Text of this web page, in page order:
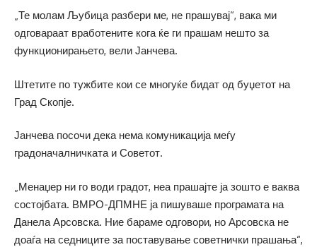
„Те молам Љубица разбери ме, не прашувај“, вака ми
одговараат вработените кога ќе ги прашам нешто за
функционирањето, вели Јанчева.
Штетите по тужбите кои се многуќе бидат од буџетот на
Град Скопје.
Јанчева посочи дека нема комуникација меѓу
градоначалничката и Советот.
„Менаџер ни го води градот, неа прашајте ја зошто е ваква
состојбата. ВМРО-ДПМНЕ ја пишуваше програмата на
Данела Арсовска. Ние бараме одговори, но Арсовска не
доаѓа на седниците за поставување советнички прашања“,